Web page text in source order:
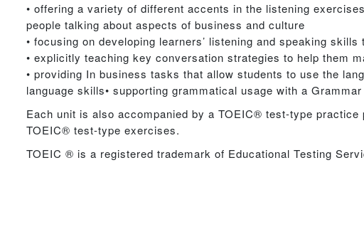
• offering a variety of different accents in the listening
people talking about aspects of business and culture
• focusing on developing learners’ listening and speaking
• explicitly teaching key conversation strategies to help them
• providing In business tasks that allow students to use the
language skills• supporting grammatical usage with a
Each unit is also accompanied by a TOEIC® test-type
TOEIC® test-type exercises.
TOEIC ® is a registered trademark of Educational Testing